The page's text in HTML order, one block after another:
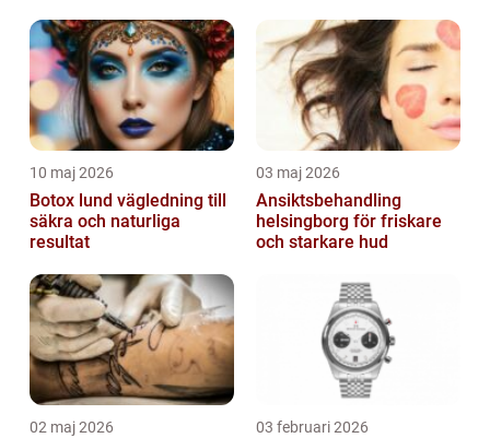
10 maj 2026
Botox lund vägledning till
säkra och naturliga
resultat
03 maj 2026
Ansiktsbehandling
helsingborg för friskare
och starkare hud
02 maj 2026 03 februari 2026